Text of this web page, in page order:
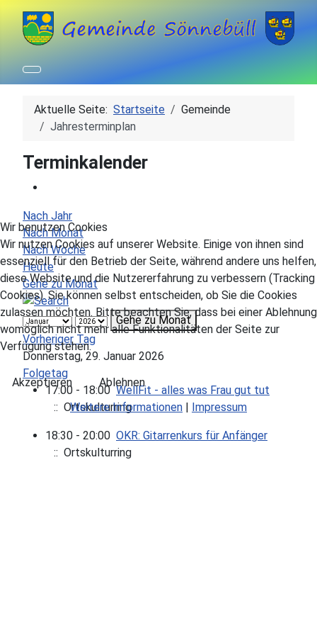
Aktuelle Seite: Startseite
Gemeinde
Jahresterminplan
Terminkalender
Nach Jahr
Nach Monat
Nach Woche
Heute
Gehe zu Monat
Gehe zu Monat
Vorheriger Tag
Donnerstag, 29. Januar 2026
Folgetag
17:00 - 18:00WellFit - alles was Frau gut tut
:: Ortskulturring
18:30 - 20:00 OKR: Gitarrenkurs für Anfänger
:: Ortskulturring
Wir benutzen Cookies
Wir nutzen Cookies auf unserer Website. Einige von ihnen sind
essenziell für den Betrieb der Seite, während andere uns helfen,
diese Website und die Nutzererfahrung zu verbessern (Tracking
Cookies). Sie können selbst entscheiden, ob Sie die Cookies
zulassen möchten. Bitte beachten Sie, dass bei einer Ablehnung
womöglich nicht mehr alle Funktionalitäten der Seite zur
Verfügung stehen.
Akzeptieren
Ablehnen
Weitere Informationen | Impressum